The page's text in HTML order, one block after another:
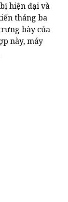
hiện đại và
tháng ba
bày của
này, máy